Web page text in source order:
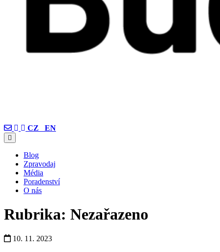
CZ EN
Blog
Zpravodaj
Média
Poradenství
O nás
Rubrika: Nezařazeno
10. 11. 2023